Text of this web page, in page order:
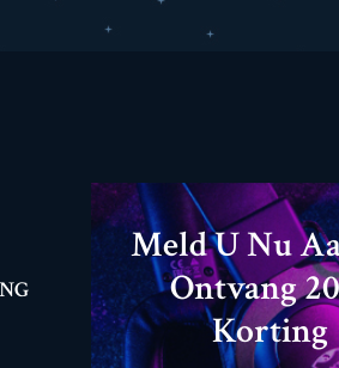
Meld U Nu
Ontvang
Korting